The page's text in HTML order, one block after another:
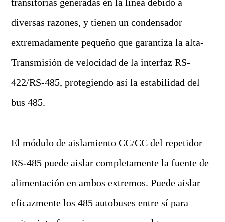
diversas razones, y tienen un condensador
extremadamente pequeño que garantiza la alta-
Transmisión de velocidad de la interfaz RS-
422/RS-485, protegiendo así la estabilidad del
bus 485.
El módulo de aislamiento CC/CC del repetidor
RS-485 puede aislar completamente la fuente de
alimentación en ambos extremos. Puede aislar
eficazmente los 485 autobuses entre sí para